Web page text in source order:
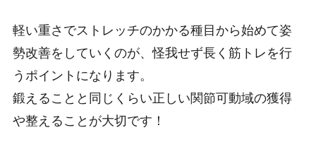
軽い重さでストレッチのかかる種目から始めて姿
勢改善をしていくのが、怪我せず長く筋トレを行
うポイントになります。
鍛えることと同じくらい正しい関節可動域の獲得
や整えることが大切です！